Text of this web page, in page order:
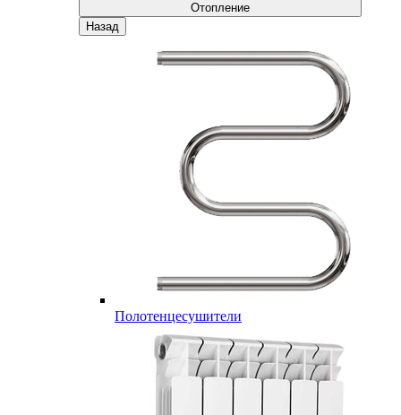
Отопление
Назад
Полотенцесушители